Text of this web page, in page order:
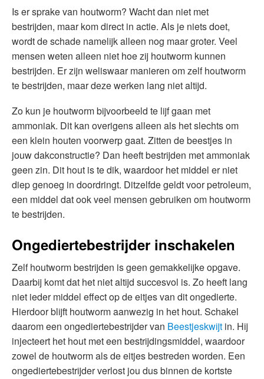
Is er sprake van houtworm? Wacht dan niet met
bestrijden, maar kom direct in actie. Als je niets doet,
wordt de schade namelijk alleen nog maar groter. Veel
mensen weten alleen niet hoe zij houtworm kunnen
bestrijden. Er zijn weliswaar manieren om zelf houtworm
te bestrijden, maar deze werken lang niet altijd.
Zo kun je houtworm bijvoorbeeld te lijf gaan met
ammoniak. Dit kan overigens alleen als het slechts om
een klein houten voorwerp gaat. Zitten de beestjes in
jouw dakconstructie? Dan heeft bestrijden met ammoniak
geen zin. Dit hout is te dik, waardoor het middel er niet
diep genoeg in doordringt. Ditzelfde geldt voor petroleum,
een middel dat ook veel mensen gebruiken om houtworm
te bestrijden.
Ongediertebestrijder inschakelen
Zelf houtworm bestrijden is geen gemakkelijke opgave.
Daarbij komt dat het niet altijd succesvol is. Zo heeft lang
niet ieder middel effect op de eitjes van dit ongedierte.
Hierdoor blijft houtworm aanwezig in het hout. Schakel
daarom een ongediertebestrijder van Beestjeskwijt in. Hij
injecteert het hout met een bestrijdingsmiddel, waardoor
zowel de houtworm als de eitjes bestreden worden. Een
ongediertebestrijder verlost jou dus binnen de kortste